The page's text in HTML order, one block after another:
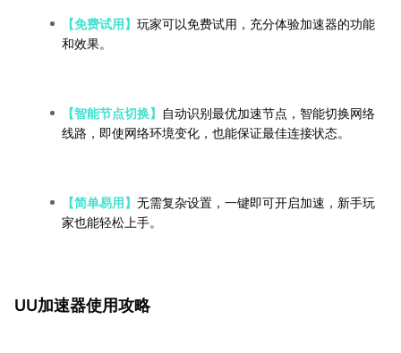
【免费试用】 玩家可以免费试用，充分体验加速器的功能
和效果。
【智能节点切换】
自动识别最优加速节点，智能切换网络
线路，即使网络环境变化，也能保证最佳连接状态。
【简单易用】 无需复杂设置，一键即可开启加速，新手玩
家也能轻松上手。
UU加速器使用攻略